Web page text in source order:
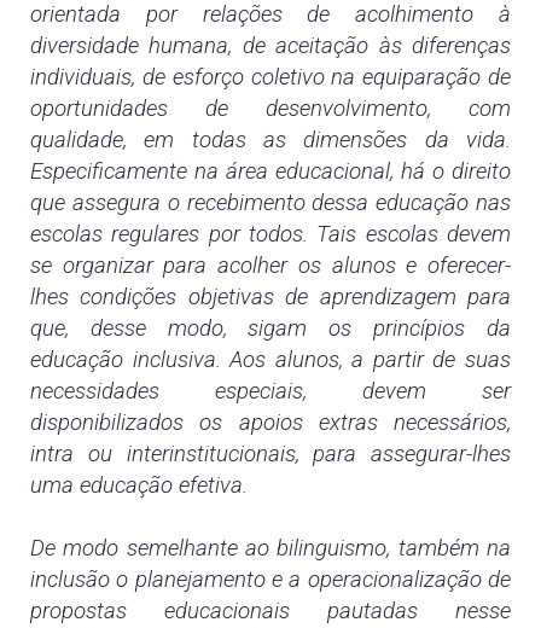
orientada por relações de acolhimento à
diversidade humana, de aceitação às diferenças
individuais, de esforço coletivo na equiparação de
oportunidades de desenvolvimento, com
qualidade, em todas as dimensões da vida.
Especificamente na área educacional, há o direito
que assegura o recebimento dessa educação nas
escolas regulares por todos. Tais escolas devem
se organizar para acolher os alunos e oferecer-
lhes condições objetivas de aprendizagem para
que, desse modo, sigam os princípios da
educação inclusiva. Aos alunos, a partir de suas
necessidades especiais, devem ser
disponibilizados os apoios extras necessários,
intra ou interinstitucionais, para assegurar-lhes
uma educação efetiva.
De modo semelhante ao bilinguismo, também na
inclusão o planejamento e a operacionalização de
propostas educacionais pautadas nesse